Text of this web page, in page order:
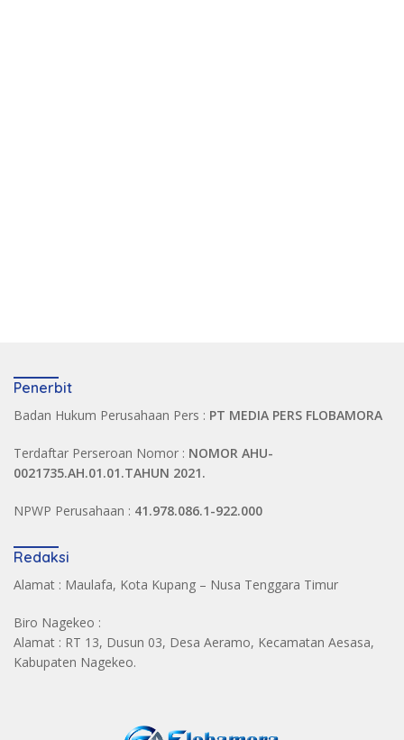
Penerbit
Badan Hukum Perusahaan Pers : PT MEDIA PERS FLOBAMORA
Terdaftar Perseroan Nomor : NOMOR AHU-
0021735.AH.01.01.TAHUN 2021.
NPWP Perusahaan : 41.978.086.1-922.000
Redaksi
Alamat : Maulafa, Kota Kupang – Nusa Tenggara Timur
Biro Nagekeo :
Alamat : RT 13, Dusun 03, Desa Aeramo, Kecamatan Aesasa,
Kabupaten Nagekeo.